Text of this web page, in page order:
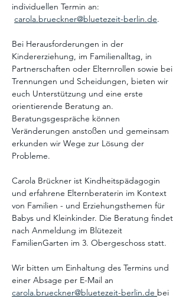
individuellen Termin an:
carola.brueckner@bluetezeit-berlin.de.
Bei Herausforderungen in der
Kindererziehung, im Familienalltag, in
Partnerschaften oder Elternrollen sowie bei
Trennungen und Scheidungen, bieten wir
euch Unterstützung und eine erste
orientierende Beratung an.
Beratungsgespräche können
Veränderungen anstoßen und gemeinsam
erkunden wir Wege zur Lösung der
Probleme.
Carola Brückner ist Kindheitspädagogin
und erfahrene Elternberaterin im Kontext
von Familien - und Erziehungsthemen für
Babys und Kleinkinder. Die Beratung findet
nach Anmeldung im Blütezeit
FamilienGarten im 3. Obergeschoss statt.
Wir bitten um Einhaltung des Termins und
einer Absage per E-Mail an
carola.brueckner@bluetezeit-berlin.de bei